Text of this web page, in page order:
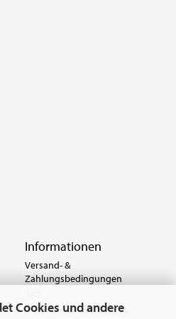
Cookies und andere
Informationen
Versand- &
Zahlungsbedingungen
Widerrufsrecht & Muster-